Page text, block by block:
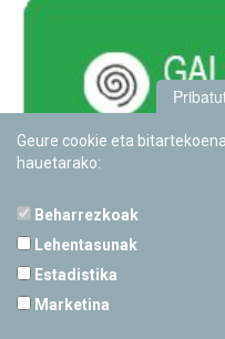
Geure cookie eta
hauetarako:
Beharrezkoak
Lehentasunak
Estadistika
Marketina